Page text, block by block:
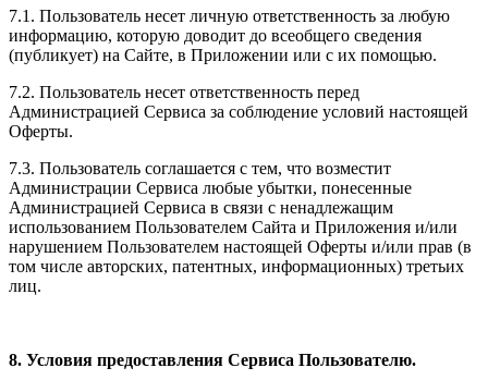
7.1. Пользователь несет личную ответственность за любую
информацию, которую доводит до всеобщего сведения
(публикует) на Сайте, в Приложении или с их помощью.
7.2. Пользователь несет ответственность перед
Администрацией Сервиса за соблюдение условий настоящей
Оферты.
7.3. Пользователь соглашается с тем, что возместит
Администрации Сервиса любые убытки, понесенные
Администрацией Сервиса в связи с ненадлежащим
использованием Пользователем Сайта и Приложения и/или
нарушением Пользователем настоящей Оферты и/или прав (в
том числе авторских, патентных, информационных) третьих
лиц.
8. Условия предоставления Сервиса Пользователю.